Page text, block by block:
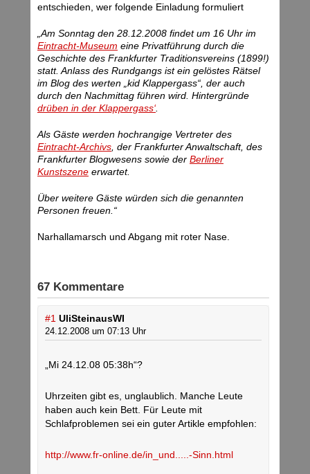
entschieden, wer folgende Einladung formuliert
„Am Sonntag den 28.12.2008 findet um 16 Uhr im
Eintracht-Museum eine Privatführung durch die
Geschichte des Frankfurter Traditionsvereins (1899!)
statt. Anlass des Rundgangs ist ein gelöstes Rätsel
im Blog des werten „kid Klappergass“, der auch
durch den Nachmittag führen wird. Hintergründe
drüben in der Klappergass‘
Als Gäste werden hochrangige Vertreter des
Eintracht-Archivs , der Frankfurter Anwaltschaft, des
Frankfurter Blogwesens sowie der Berliner
Kunstszene erwartet.
Über weitere Gäste würden sich die genannten
Personen freuen.“
Narhallamarsch und Abgang mit roter Nase.
67 Kommentare
#1 UliSteinausWI
24.12.2008 um 07:13 Uhr
„Mi 24.12.08 05:38h“?
Uhrzeiten gibt es, unglaublich. Manche Leute
haben auch kein Bett. Für Leute mit
Schlafproblemen sei ein guter Artikle empfohlen:
http://www.fr-online.de/in_und.....-Sinn.html